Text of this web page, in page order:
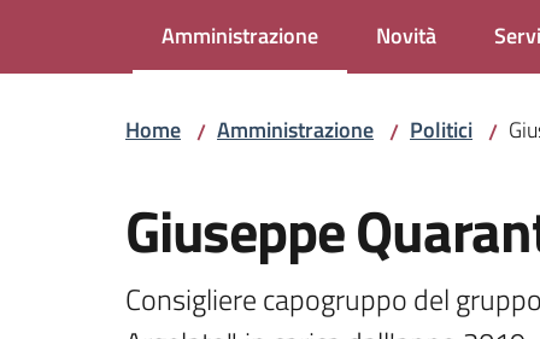
Amministrazione
Menu selezionato Novità
Home / Amministrazione / Politici /
Giuseppe
Consigliere capogruppo del